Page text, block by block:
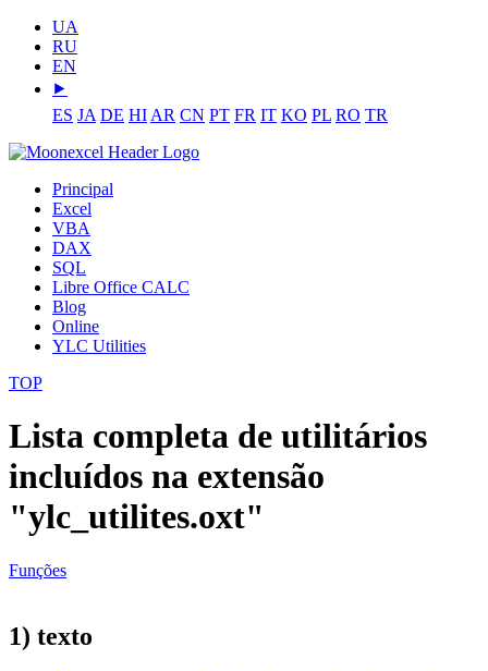
UA
RU
EN
⯈
ES JA DE HI AR CN PT FR IT KO PL RO TR
Principal
Excel
VBA
DAX
SQL
Libre Office CALC
Blog
Online
YLC Utilities
TOP
Lista completa de utilitários
incluídos na extensão
"ylc_utilites.oxt"
Funções
1) texto